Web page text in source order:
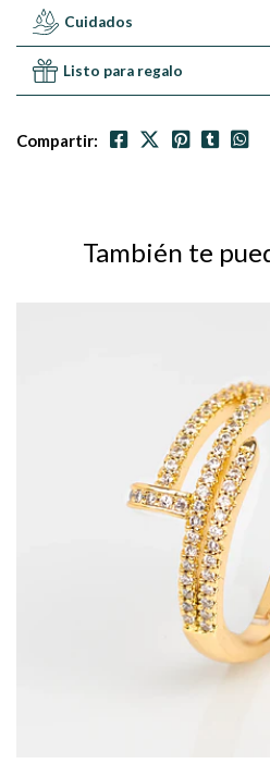
Cuidados
Listo para regalo
Compartir:
También te